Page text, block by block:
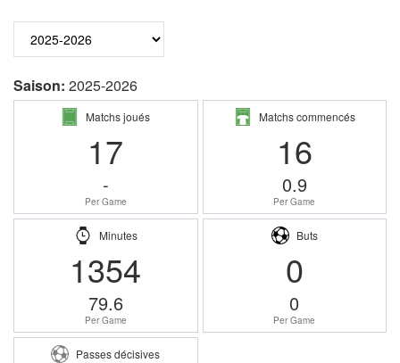
Saison: 2025-2026
Matchs joués
17
-
Per Game
Matchs commencés
16
0.9
Per Game
Minutes
1354
79.6
Per Game
Buts
0
0
Per Game
Passes décisives